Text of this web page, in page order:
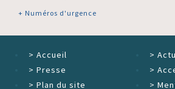
+ Numéros d'urgence
> Accueil >
> Presse >
> Plan du site >